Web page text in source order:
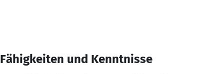
Fähigkeiten und Kenntnisse